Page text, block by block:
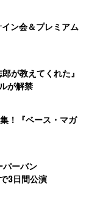
イン会＆プレミアム
が教えてくれた』
が解禁
！『ベース・マガ
パーバン
3日間公演